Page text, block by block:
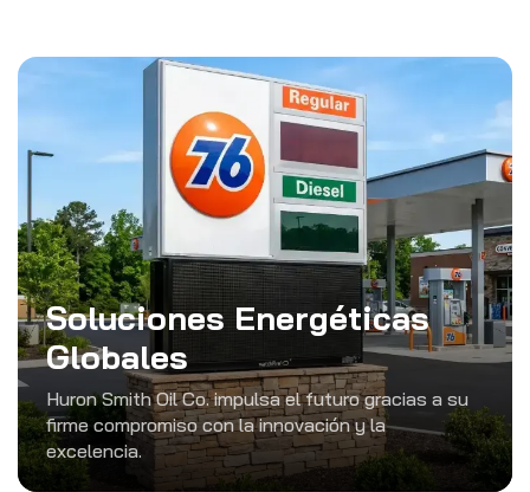
Soluciones Energéticas
Globales
Huron Smith Oil Co. impulsa el futuro gracias a su
firme compromiso con la innovación y la
excelencia.